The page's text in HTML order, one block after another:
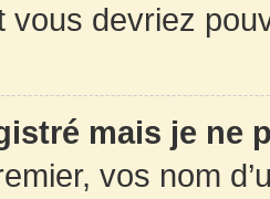
vous devriez
mais je ne
vos nom